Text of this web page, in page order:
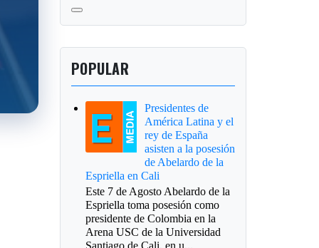
POPULAR
Presidentes de
América Latina y el
rey de España
asisten a la posesión
de Abelardo de la
Espriella en Cali
Este 7 de Agosto Abelardo de la
Espriella toma posesión como
presidente de Colombia en la
Arena USC de la Universidad
Santiago de Cali, en u...